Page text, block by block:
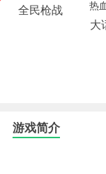
全民枪战
大
游戏简介